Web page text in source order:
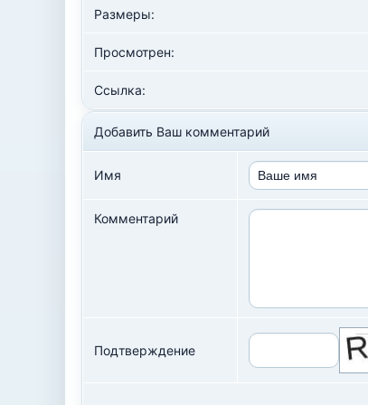
Размеры:
Просмотрен:
Ссылка:
Добавить Ваш комментарий
Имя
Комментарий
Подтверждение